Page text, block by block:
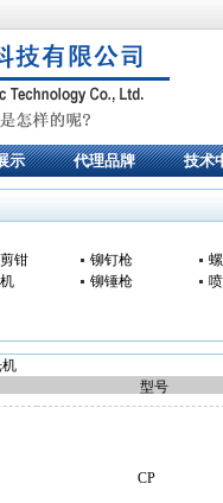
示 代理品牌 技术
钳 铆钉枪
铆锤枪
型号
CP